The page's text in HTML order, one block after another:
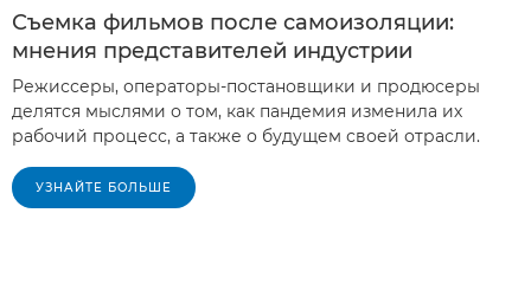
Съемка фильмов после самоизоляции:
мнения представителей индустрии
Режиссеры, операторы-постановщики и продюсеры
делятся мыслями о том, как пандемия изменила их
рабочий процесс, а также о будущем своей отрасли.
УЗНАЙТЕ БОЛЬШЕ